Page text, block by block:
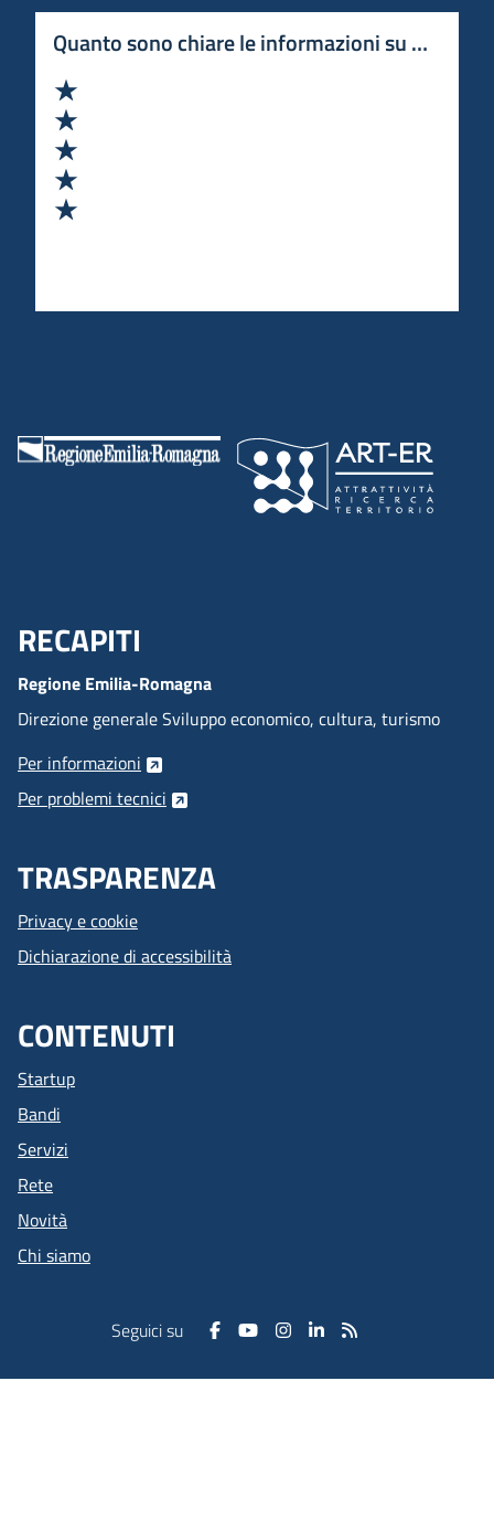
Quanto sono chiare le informazioni su questa
Menu Footer
RECAPITI
Regione Emilia-Romagna
Direzione generale Sviluppo economico, cultura, turismo
Per informazioni
Per problemi tecnici
TRASPARENZA
Privacy e cookie
Dichiarazione di accessibilità
CONTENUTI
Startup
Bandi
Servizi
Rete
Novità
Chi siamo
Seguici su